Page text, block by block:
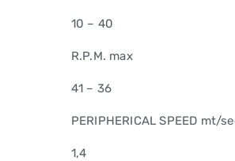
10 – 40
R.P.M. max
41 – 36
PERIPHERICAL SPEED mt/
1,4